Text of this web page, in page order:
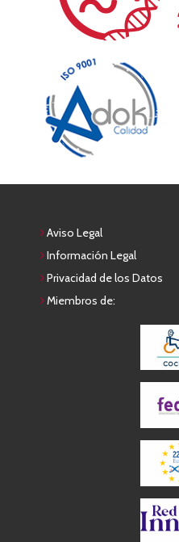
Aviso Legal
Información Legal
Privacidad de los Datos
Miembros de: